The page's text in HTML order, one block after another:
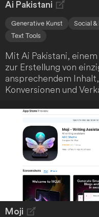
Ai Pakistani
Generative Kunst
Social
Text Tools
Mit Ai Pakistani,
zur Erstellung von
ansprechendem
Konversionen und
Vorlagen, die den
Erstellungsprozess
hochwertige
fortschrittliche KI-
einzigartige Inhalte zu
verschiedenen
Zwecke und
Preismodellen.
Moji